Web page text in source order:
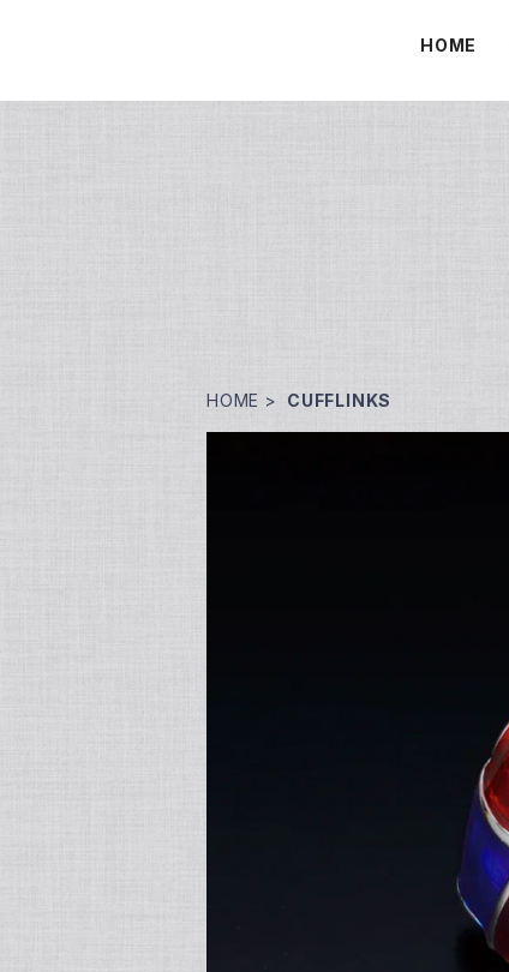
HOME
HOME CUFFLINKS